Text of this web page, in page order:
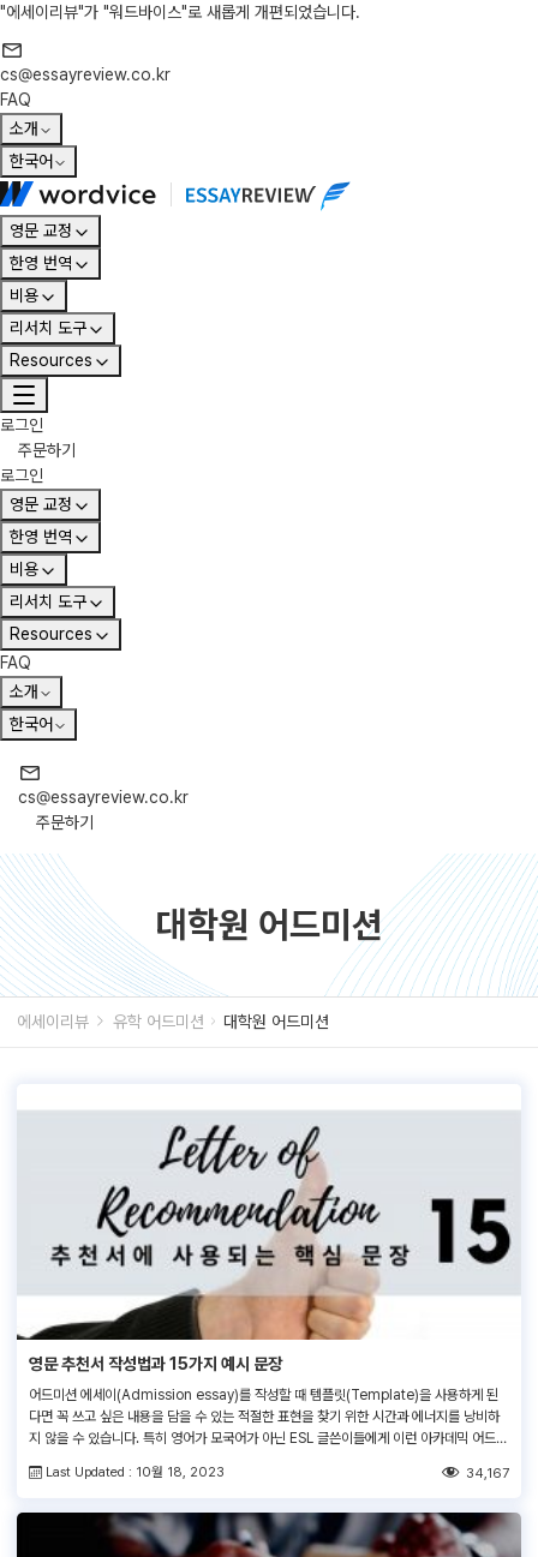
"에세이리뷰"가 "워드바이스"로 새롭게 개편되었습니다.
cs@essayreview.co.kr
FAQ
소개
한국어
영문 교정
한영 번역
비용
리서치 도구
Resources
로그인
주문하기
로그인
영문 교정
한영 번역
비용
리서치 도구
Resources
FAQ
소개
한국어
cs@essayreview.co.kr
주문하기
대학원 어드미션
에세이리뷰 유학 어드미션 대학원 어드미션
영문 추천서 작성법과 15가지 예시 문장
어드미션 에세이(Admission essay)를 작성할 때 템플릿(Template)을 사용하게 된
다면 꼭 쓰고 싶은 내용을 담을 수 있는 적절한 표현을 찾기 위한 시간과 에너지를 낭비하
지 않을 수 있습니다. 특히 영어가 모국어가 아닌 ESL 글쓴이들에게 이런 아카데믹 어드미
expressions)을 알고 있는 것은 큰 도움이 됩니다. 템플릿을 알고 있다면, 특정 표현을
Last Updated : 10월 18, 2023 34,167